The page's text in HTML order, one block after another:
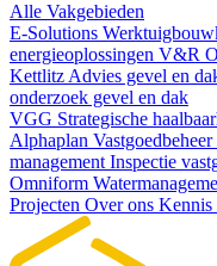
Alle Vakgebieden
E-Solutions
energieoplossingen V&R
Kettlitz Advies gevel en
onderzoek gevel en dak
VGG Strategische
Alphaplan Vastgoedbeheer
management Inspectie
Omniform
Projecten Over ons Kennis